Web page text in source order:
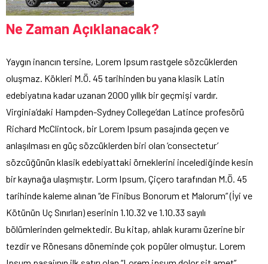
Ne Zaman Açıklanacak?
Yaygın inancın tersine, Lorem Ipsum rastgele sözcüklerden
oluşmaz. Kökleri M.Ö. 45 tarihinden bu yana klasik Latin
edebiyatına kadar uzanan 2000 yıllık bir geçmişi vardır.
Virginia’daki Hampden-Sydney College’dan Latince profesörü
Richard McClintock, bir Lorem Ipsum pasajında geçen ve
anlaşılması en güç sözcüklerden biri olan ‘consectetur’
sözcüğünün klasik edebiyattaki örneklerini incelediğinde kesin
bir kaynağa ulaşmıştır. Lorm Ipsum, Çiçero tarafından M.Ö. 45
tarihinde kaleme alınan “de Finibus Bonorum et Malorum” (İyi ve
Kötünün Uç Sınırları) eserinin 1.10.32 ve 1.10.33 sayılı
bölümlerinden gelmektedir. Bu kitap, ahlak kuramı üzerine bir
tezdir ve Rönesans döneminde çok popüler olmuştur. Lorem